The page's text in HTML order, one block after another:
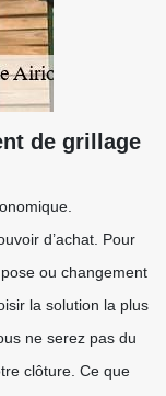
de grillage
d’achat. Pour
ou changement
la solution la plus
ne serez pas du
clôture. Ce que